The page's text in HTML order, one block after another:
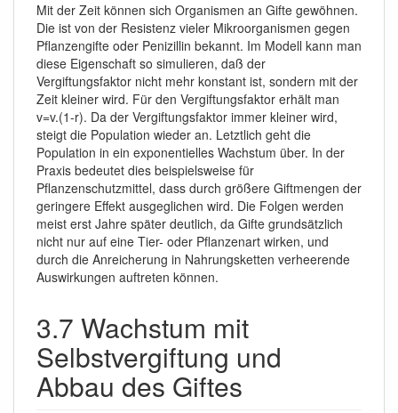
Mit der Zeit können sich Organismen an Gifte gewöhnen.
Die ist von der Resistenz vieler Mikroorganismen gegen
Pflanzengifte oder Penizillin bekannt. Im Modell kann man
diese Eigenschaft so simulieren, daß der
Vergiftungsfaktor nicht mehr konstant ist, sondern mit der
Zeit kleiner wird. Für den Vergiftungsfaktor erhält man
v=v.(1-r). Da der Vergiftungsfaktor immer kleiner wird,
steigt die Population wieder an. Letztlich geht die
Population in ein exponentielles Wachstum über. In der
Praxis bedeutet dies beispielsweise für
Pflanzenschutzmittel, dass durch größere Giftmengen der
geringere Effekt ausgeglichen wird. Die Folgen werden
meist erst Jahre später deutlich, da Gifte grundsätzlich
nicht nur auf eine Tier- oder Pflanzenart wirken, und
durch die Anreicherung in Nahrungsketten verheerende
Auswirkungen auftreten können.
3.7 Wachstum mit
Selbstvergiftung und
Abbau des Giftes